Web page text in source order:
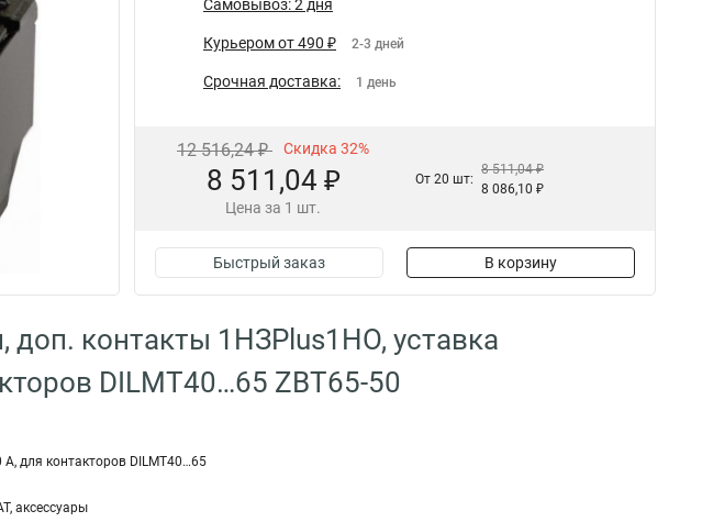
Самовывоз: 2 дня
Курьером от 490 ₽ 2-3 дней
Срочная доставка: 1 день
12 516,24 ₽ Скидка 32%
8 511,04 ₽
Цена за 1 шт.
От 20 шт:
8 511,04 ₽
8 086,10 ₽
Быстрый заказ В корзину
доп. контакты 1НЗPlus1НО, уставка
DILMT40…65 ZBT65-50
для контакторов DILMT40…65
аксессуары